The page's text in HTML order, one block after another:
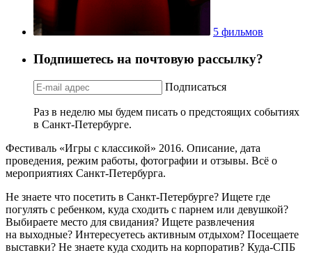
5 фильмов
Подпишетесь на почтовую рассылку?
Подписаться
Раз в неделю мы будем писать о предстоящих событиях
в Санкт-Петербурге.
Фестиваль «Игры с классикой» 2016. Описание, дата
проведения, режим работы, фотографии и отзывы. Всё о
мероприятиях Санкт-Петербурга.
Не знаете что посетить в Санкт-Петербурге? Ищете где
погулять с ребенком, куда сходить с парнем или девушкой?
Выбираете место для свидания? Ищете развлечения
на выходные? Интересуетесь активным отдыхом? Посещаете
выставки? Не знаете куда сходить на корпоратив? Куда-СПБ